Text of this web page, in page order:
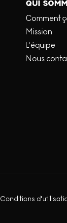
QUI
Comment
Mission
L'équipe
Nous
Conditions